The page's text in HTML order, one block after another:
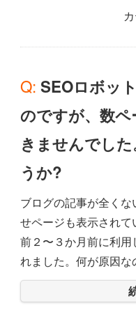
Q: SEOロボットドクターを使用した
のですが、数
きませんでし
うか?
ブログの記事が全く
せページも表示され
前２〜３か月前に利
れました。何が原因